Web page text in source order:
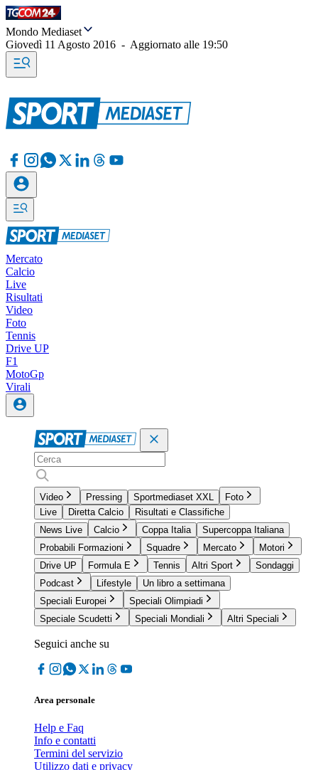
Mondo Mediaset
Giovedì 11 Agosto 2016 - Aggiornato alle 19:50
Mercato
Calcio
Live
Risultati
Video
Foto
Tennis
Drive UP
F1
MotoGp
Virali
Video Pressing Sportmediaset XXL
Foto
Live
Diretta Calcio
Risultati e Classifiche
News Live
Calcio Coppa Italia
Supercoppa Italiana
Probabili Formazioni
Squadre Mercato
Motori
Drive UP
Formula E Tennis Altri Sport
Sondaggi
Podcast
Lifestyle
Un libro a settimana
Speciali Europei
Speciali Olimpiadi
Speciale Scudetti
Speciali Mondiali Altri Speciali
Seguici anche su
Area personale
Help e Faq
Info e contatti
Termini del servizio
Utilizzo dati e privacy